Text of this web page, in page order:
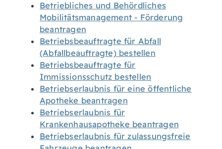
Betriebliches und Behördliches
Mobilitätsmanagement - Förderung
beantragen
Betriebsbeauftragte für Abfall
(Abfallbeauftragte) bestellen
Betriebsbeauftragte für
Immissionsschutz bestellen
Betriebserlaubnis für eine öffentliche
Apotheke beantragen
Betriebserlaubnis für
Krankenhausapotheke beantragen
Betriebserlaubnis für zulassungsfreie